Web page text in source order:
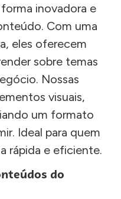
inovadora e
Com uma
eles oferecem
sobre temas
Nossas
visuais,
um formato
Ideal para quem
rápida e eficiente.
do